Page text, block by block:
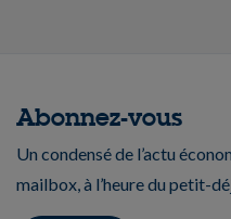
Abonnez-vous
Un condensé de l’actu
mailbox, à l’heure du petit-